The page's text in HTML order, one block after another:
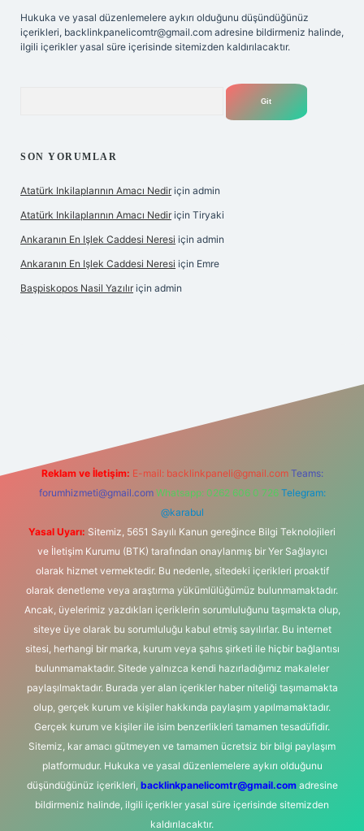
Hukuka ve yasal düzenlemelere aykırı olduğunu düşündüğünüz
içerikleri, backlinkpanelicomtr@gmail.com adresine bildirmeniz halinde,
ilgili içerikler yasal süre içerisinde sitemizden kaldırılacaktır.
SON YORUMLAR
Atatürk Inkilaplarının Amacı Nedir için admin
Atatürk Inkilaplarının Amacı Nedir için Tiryaki
Ankaranın En Işlek Caddesi Neresi için admin
Ankaranın En Işlek Caddesi Neresi için Emre
Başpiskopos Nasil Yazılır için admin
Reklam ve İletişim: E-mail: backlinkpaneli@gmail.com Teams:
forumhizmeti@gmail.com Whatsapp: 0262 606 0 726 Telegram:
@karabul
Yasal Uyarı: Sitemiz, 5651 Sayılı Kanun gereğince Bilgi Teknolojileri
ve İletişim Kurumu (BTK) tarafından onaylanmış bir Yer Sağlayıcı
olarak hizmet vermektedir. Bu nedenle, sitedeki içerikleri proaktif
olarak denetleme veya araştırma yükümlülüğümüz bulunmamaktadır.
Ancak, üyelerimiz yazdıkları içeriklerin sorumluluğunu taşımakta olup,
siteye üye olarak bu sorumluluğu kabul etmiş sayılırlar. Bu internet
sitesi, herhangi bir marka, kurum veya şahıs şirketi ile hiçbir bağlantısı
bulunmamaktadır. Sitede yalnızca kendi hazırladığımız makaleler
paylaşılmaktadır. Burada yer alan içerikler haber niteliği taşımamakta
olup, gerçek kurum ve kişiler hakkında paylaşım yapılmamaktadır.
Gerçek kurum ve kişiler ile isim benzerlikleri tamamen tesadüfidir.
Sitemiz, kar amacı gütmeyen ve tamamen ücretsiz bir bilgi paylaşım
platformudur. Hukuka ve yasal düzenlemelere aykırı olduğunu
düşündüğünüz içerikleri, backlinkpanelicomtr@gmail.comadresine
bildirmeniz halinde, ilgili içerikler yasal süre içerisinde sitemizden
kaldırılacaktır.